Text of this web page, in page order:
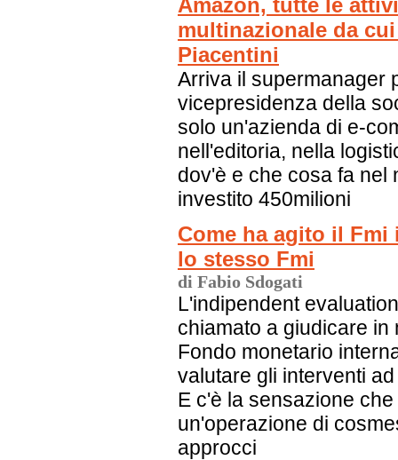
Amazon, tutte le
multinazionale da
Piacentini
Arriva il supermanager
vicepresidenza della
solo un'azienda di e-
nell'editoria, nella
dov'è e che cosa fa nel
investito 450milioni
Come ha agito il Fmi
lo stesso Fmi
di Fabio Sdogati
L'indipendent
chiamato a giudicare
Fondo monetario
valutare gli interventi
E c'è la sensazione
un'operazione di
approcci